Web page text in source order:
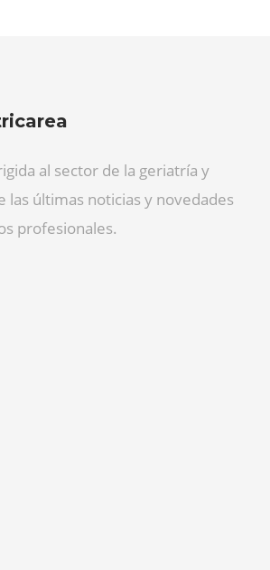
al sector de la geriatría y
las últimas noticias y novedades
profesionales.